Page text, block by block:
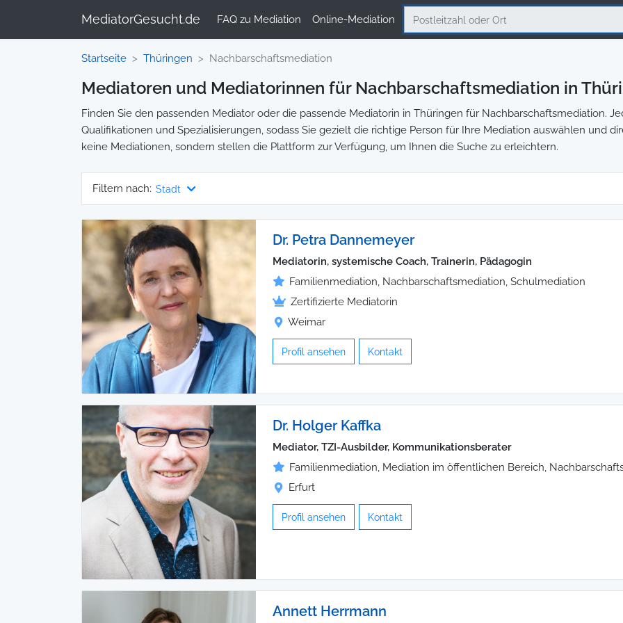
MediatorGesucht.de FAQ zu Mediation Online-Mediation
Startseite Thüringen Nachbarschaftsmediation
Mediatoren und Mediatorinnen für Nachbarschaftsmediation in
Finden Sie den passenden Mediator oder die passende Mediatorin in Thüringen für Nachbarschaftsmediation.
Qualifikationen und Spezialisierungen, sodass Sie gezielt die richtige Person für Ihre Mediation auswählen und
keine Mediationen, sondern stellen die Plattform zur Verfügung, um Ihnen die Suche zu erleichtern.
Filtern nach: Stadt
Dr. Petra Dannemeyer
Mediatorin, systemische Coach, Trainerin, Pädagogin
Familienmediation, Nachbarschaftsmediation, Schulmediation
Zertifizierte Mediatorin
Weimar
Profil ansehen Kontakt
Dr. Holger Kaffka
Mediator, TZI-Ausbilder, Kommunikationsberater
Familienmediation, Mediation im öffentlichen Bereich,
Erfurt
Profil ansehen Kontakt
Annett Herrmann